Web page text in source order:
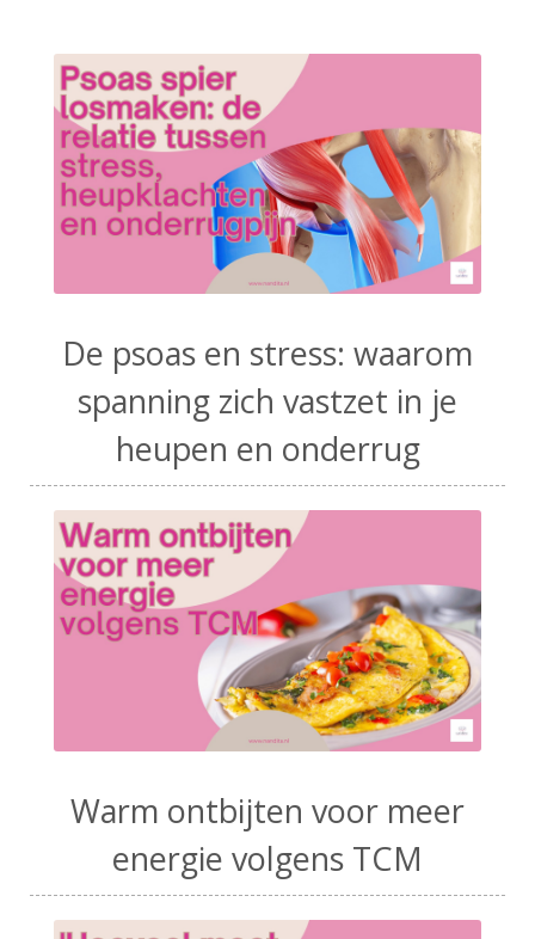
De psoas en stress: waarom
spanning zich vastzet in je
heupen en onderrug
Warm ontbijten voor meer
energie volgens TCM